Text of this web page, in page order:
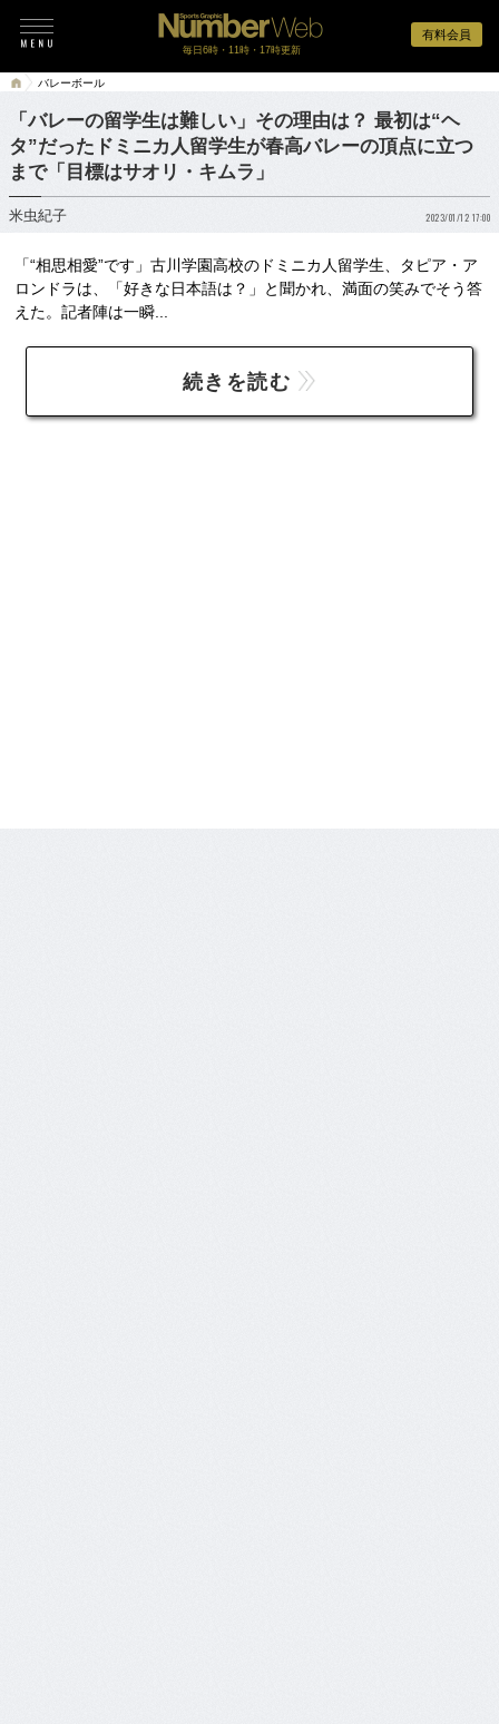
有料会員
毎日6時・11時・17時更新
バレーボール
「バレーの留学生は難しい」その理由は？ 最初は“ヘ
タ”だったドミニカ人留学生が春高バレーの頂点に立つ
まで「目標はサオリ・キムラ」
米虫紀子 2023/01/12 17:00
「“相思相愛”です」古川学園高校のドミニカ人留学生、タピア・ア
ロンドラは、「好きな日本語は？」と聞かれ、満面の笑みでそう答
えた。記者陣は一瞬...
続きを読む